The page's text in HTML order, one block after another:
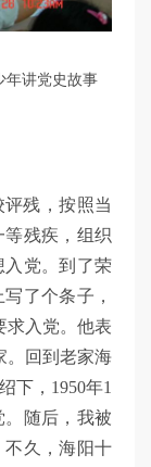
年讲党史故事
残，按照当
残疾，组织
入党。到了荣
了个条子，
求入党。他表
。回到老家海
下，1950年1
。随后，我被
不久，海阳十